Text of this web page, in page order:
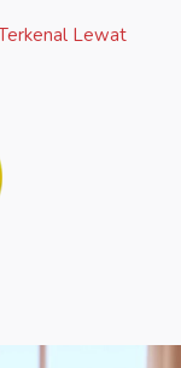
Lewat